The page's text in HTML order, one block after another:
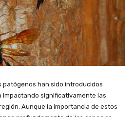
patógenos han sido introducidos
significativamente las
Aunque la importancia de estos